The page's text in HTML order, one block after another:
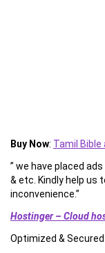
Buy Now: Tamil Bible
” we have placed
& etc. Kindly help us
inconvenience.”
Hostinger – Cloud
Optimized &